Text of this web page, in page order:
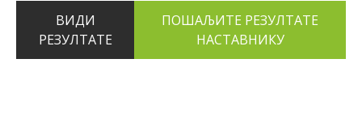
ВИДИ
РЕЗУЛТАТЕ